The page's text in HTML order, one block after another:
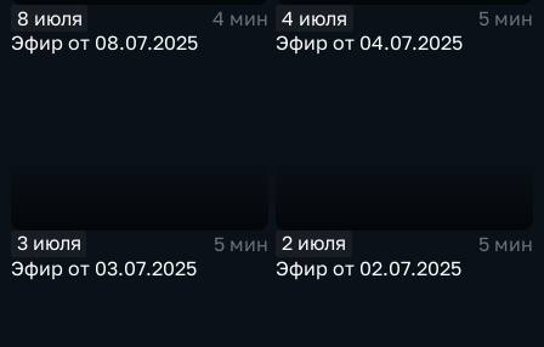
8 июля
4 мин
Эфир от 08.07.2025
4 июля
5 мин
Эфир от 04.07.2025
3 июля
5 мин
Эфир от 03.07.2025
2 июля
5 мин
Эфир от 02.07.2025